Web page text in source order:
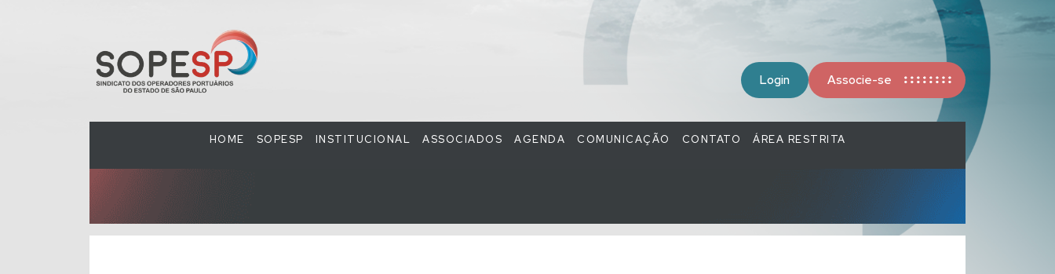
Login Associe-se
HOME SOPESP INSTITUCIONAL ASSOCIADOS AGENDA COMUNICAÇÃO CONTATO ÁREA RESTRITA